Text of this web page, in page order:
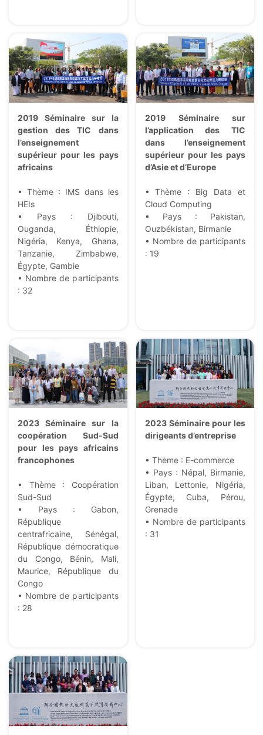
2019 Séminaire sur la
gestion des TIC dans
l’enseignement
supérieur pour les pays
africains
• Thème : IMS dans les
HEIs
• Pays : Djibouti,
Ouganda, Éthiopie,
Nigéria, Kenya, Ghana,
Tanzanie, Zimbabwe,
Égypte, Gambie
• Nombre de participants
: 32
2019 Séminaire sur
l’application des TIC
dans l’enseignement
supérieur pour les pays
d’Asie et d’Europe
• Thème : Big Data et
Cloud Computing
• Pays : Pakistan,
Ouzbékistan, Birmanie
• Nombre de participants
: 19
2023 Séminaire sur la
coopération Sud-Sud
pour les pays africains
francophones
• Thème : Coopération
Sud-Sud
• Pays : Gabon,
République
centrafricaine, Sénégal,
République démocratique
du Congo, Bénin, Mali,
Maurice, République du
Congo
• Nombre de participants
: 28
2023 Séminaire pour les
dirigeants d’entreprise
• Thème : E-commerce
• Pays : Népal, Birmanie,
Liban, Lettonie, Nigéria,
Égypte, Cuba, Pérou,
Grenade
• Nombre de participants
: 31